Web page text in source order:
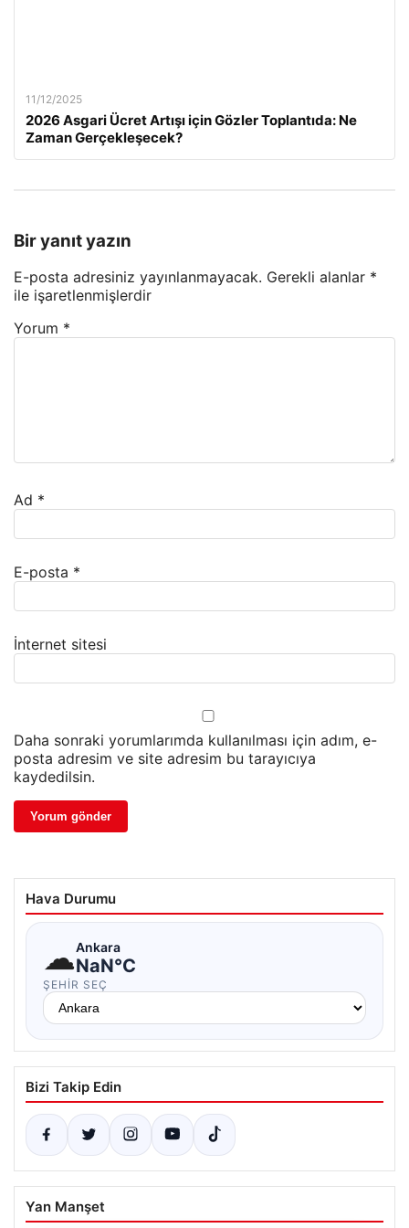
11/12/2025
2026 Asgari Ücret Artışı için Gözler Toplantıda: Ne
Zaman Gerçekleşecek?
Bir yanıt yazın
E-posta adresiniz yayınlanmayacak. Gerekli alanlar *
ile işaretlenmişlerdir
Yorum *
Ad *
E-posta *
İnternet sitesi
Daha sonraki yorumlarımda kullanılması için adım, e-
posta adresim ve site adresim bu tarayıcıya
kaydedilsin.
Hava Durumu
☁Ankara
NaN°C
ŞEHIR SEÇ
Bizi Takip Edin
Yan Manşet